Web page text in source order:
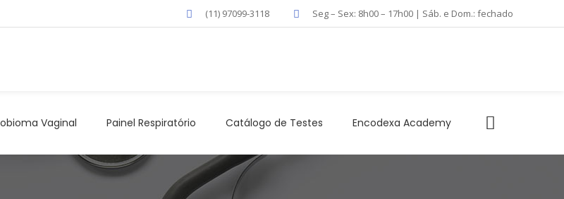
(11) 97099-3118 Seg – Sex: 8h00 – 17h00 | Sáb. e Dom.: fechado
Vaginal Painel Respiratório Catálogo de Testes Encodexa Academy